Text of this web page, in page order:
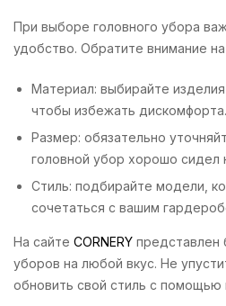
При выборе головного убора
удобство. Обратите внимание
Материал: выбирайте изделия
чтобы избежать дискомфорта.
Размер: обязательно
головной убор хорошо сидел
Стиль: подбирайте модели,
сочетаться с вашим
На сайте CORNERY представлен
уборов на любой вкус. Не
обновить свой стиль с помощью